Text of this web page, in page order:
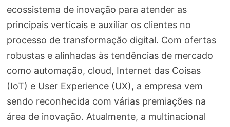
ecossistema de inovação para atender as
principais verticais e auxiliar os clientes no
processo de transformação digital. Com ofertas
robustas e alinhadas às tendências de mercado
como automação, cloud, Internet das Coisas
(IoT) e User Experience (UX), a empresa vem
sendo reconhecida com várias premiações na
área de inovação. Atualmente, a multinacional